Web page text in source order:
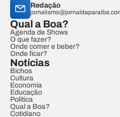
Redação
Qual a Boa?
Agenda de Shows
O que fazer?
Onde comer e beber?
Onde ficar?
Notícias
Bichos
Cultura
Economia
Educação
Política
Qual a Boa?
Cotidiano